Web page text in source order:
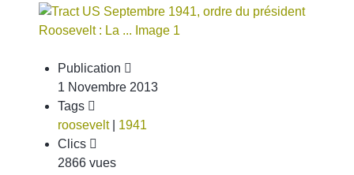
Publication
1 Novembre 2013
Tags
roosevelt| 1941
Clics
2866 vues